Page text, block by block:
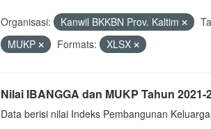
Organisasi: Kanwil BKKBN Prov. Kaltim
MUKP
Formats: XLSX
Nilai IBANGGA dan MUKP Tahun 2021-
Data berisi nilai Indeks Pembangunan